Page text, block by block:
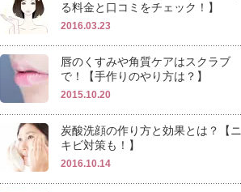
る料金と口コミをチェック！】
2016.03.23
唇のくすみや角質ケアはスクラブ
で！【手作りのやり方は？】
2015.10.20
炭酸洗顔の作り方と効果とは？【ニ
キビ対策も！】
2016.10.14